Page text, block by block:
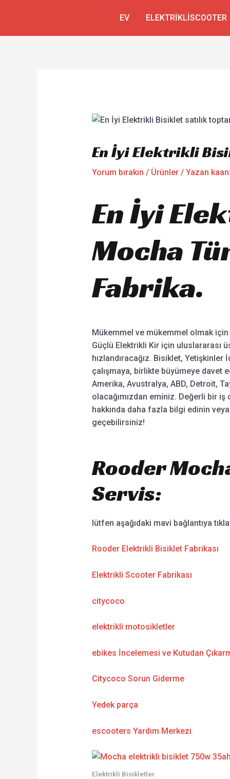
EV ELEKTRIKLISCOOTER
En İyi Elektrikli
Yorum bırakın / Ürünler/ Yazan
En İyi
Mocha
Fabrika.
Mükemmel ve mükemmel olmak
Güçlü Elektrikli Kir için uluslararası
hızlandıracağız. Bisiklet,
çalışmaya, birlikte büyümeye davet
Amerika, Avustralya, ABD, Detroit,
olacağımızdan eminiz. Değerli bir iş
hakkında daha fazla bilgi edinin
geçebilirsiniz!
Rooder
Servis:
lütfen aşağıdaki mavi bağlantıya
Rooder Elektrikli Bisiklet Fabrikası
Elektrikli Scooter Fabrikası
citycoco
elektrikli motosikletler
ebikes İncelemesi ve Kutudan
Citycoco Sorun Giderme
Yedek parça
escooters Yardım Merkezi
Elektrikli Bisikletler